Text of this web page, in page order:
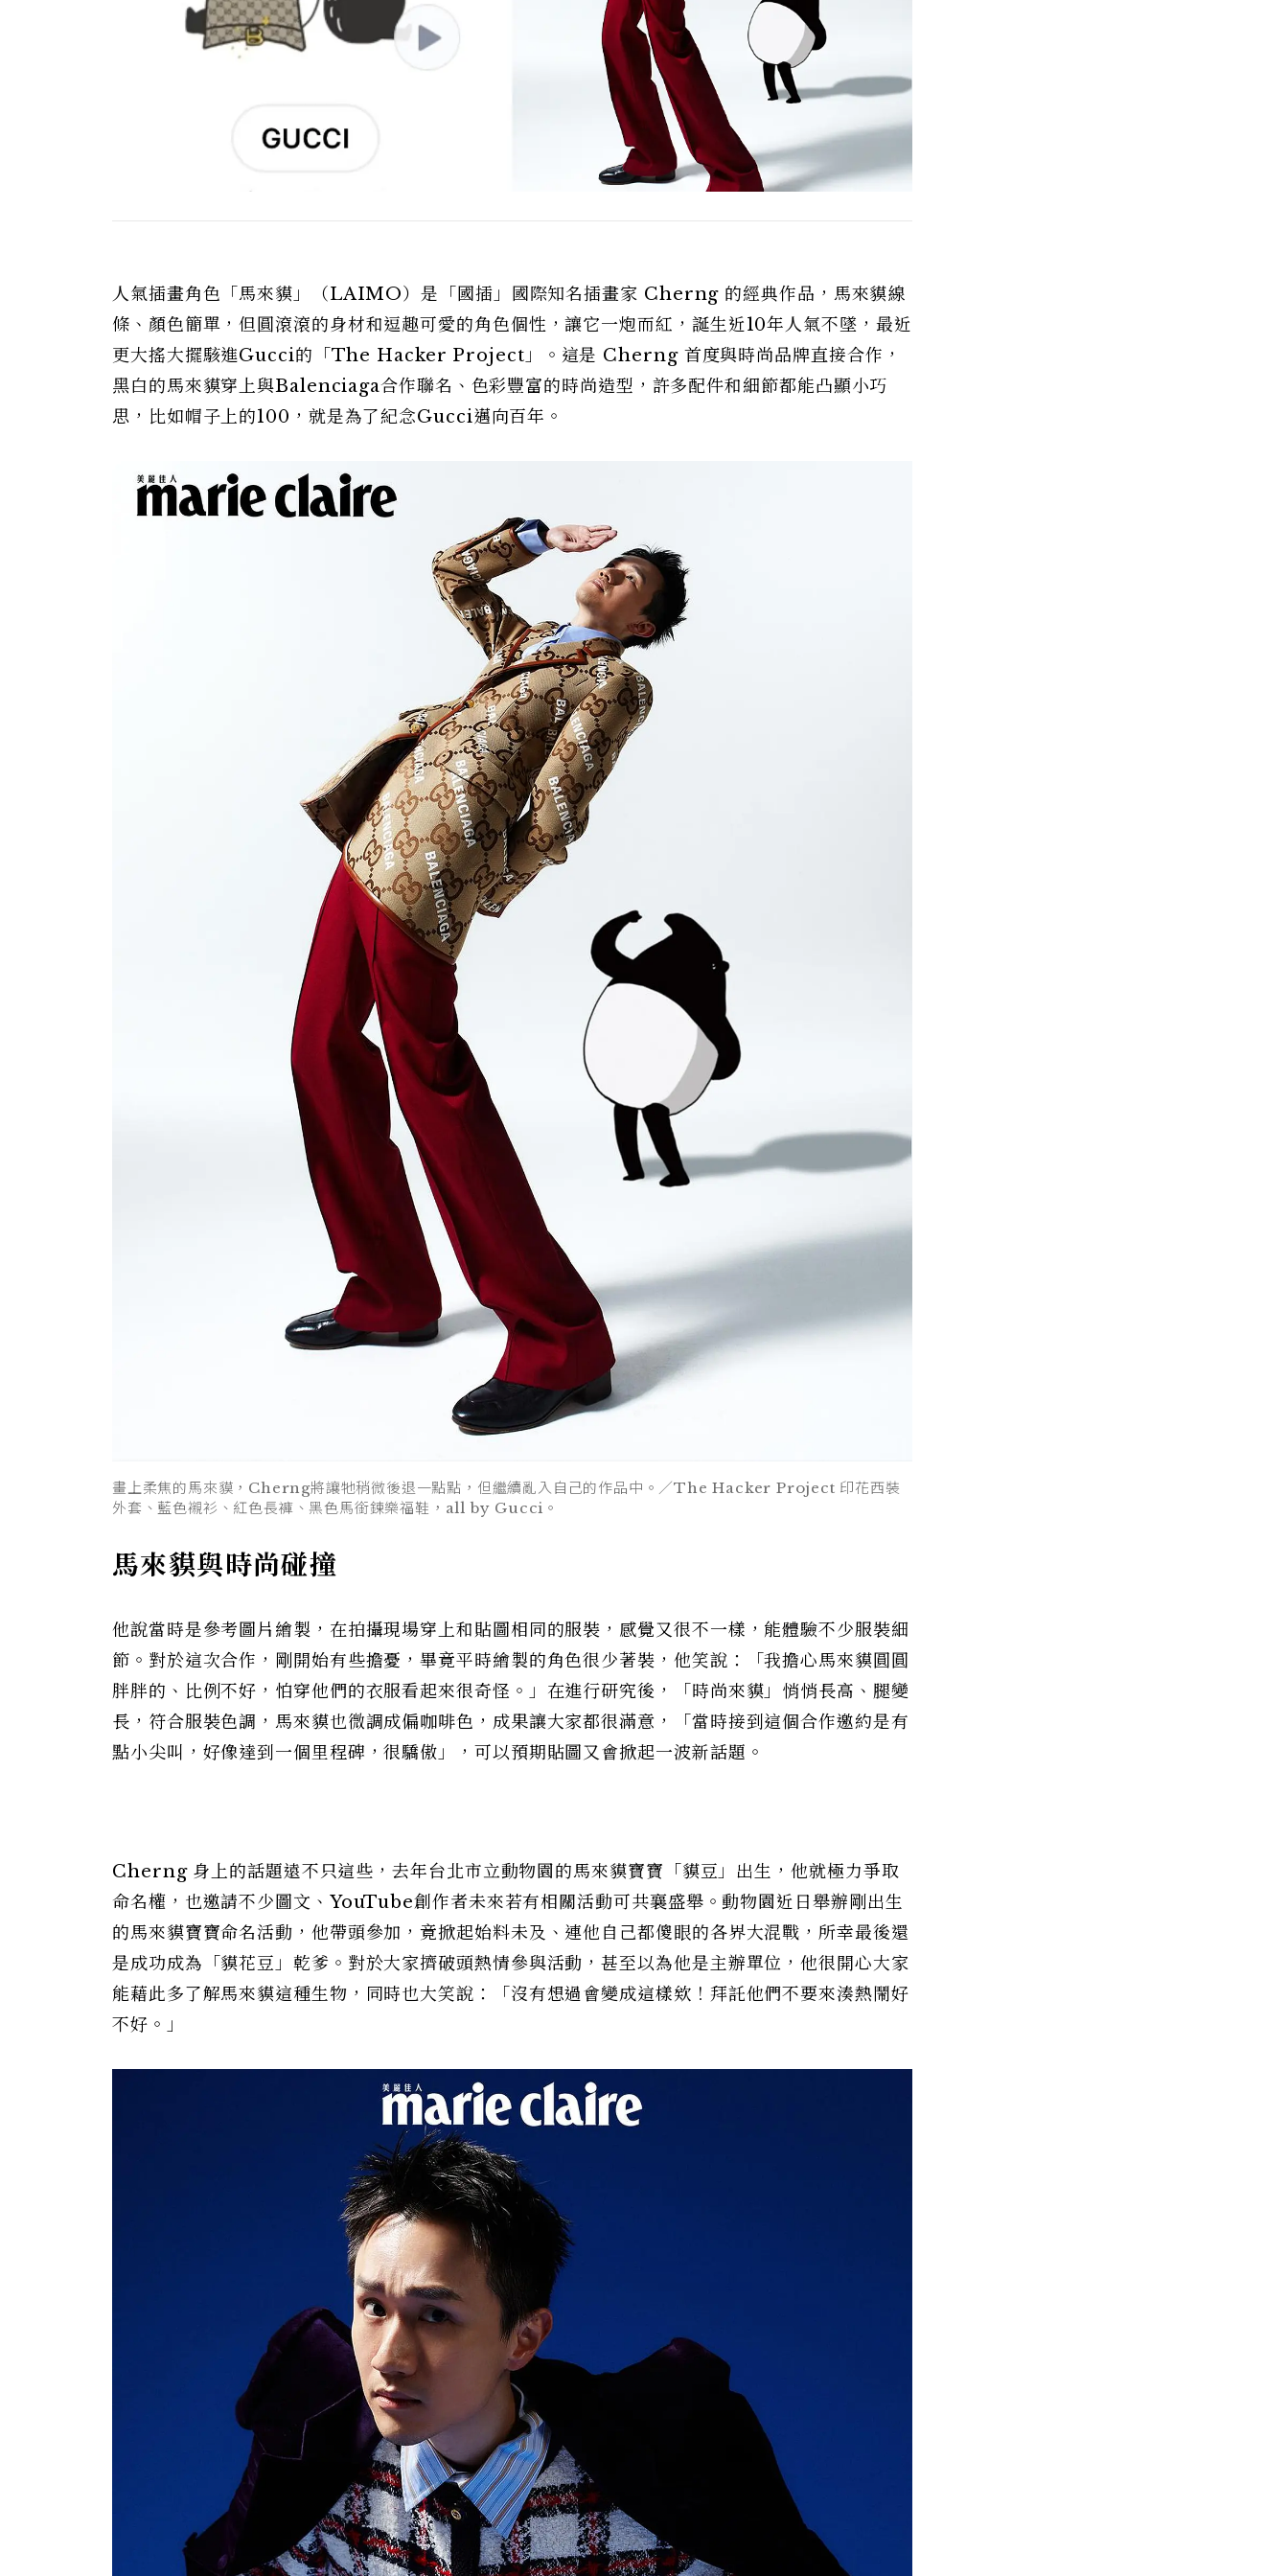
人氣插畫角色「馬來貘」（LAIMO）是「國插」國際知名插畫家 Cherng 的經典作品，馬來貘線
條、顏色簡單，但圓滾滾的身材和逗趣可愛的角色個性，讓它一炮而紅，誕生近10年人氣不墜，最近
更大搖大擺駭進Gucci的「The Hacker Project」。這是 Cherng 首度與時尚品牌直接合作，
黑白的馬來貘穿上與Balenciaga合作聯名、色彩豐富的時尚造型，許多配件和細節都能凸顯小巧
思，比如帽子上的100，就是為了紀念Gucci邁向百年。
畫上柔焦的馬來貘，Cherng將讓牠稍微後退一點點，但繼續亂入自己的作品中。／The Hacker Project 印花西裝
外套、藍色襯衫、紅色長褲、黑色馬銜鍊樂福鞋，all by Gucci。
馬來貘與時尚碰撞
他說當時是參考圖片繪製，在拍攝現場穿上和貼圖相同的服裝，感覺又很不一樣，能體驗不少服裝細
節。對於這次合作，剛開始有些擔憂，畢竟平時繪製的角色很少著裝，他笑說：「我擔心馬來貘圓圓
胖胖的、比例不好，怕穿他們的衣服看起來很奇怪。」在進行研究後，「時尚來貘」悄悄長高、腿變
長，符合服裝色調，馬來貘也微調成偏咖啡色，成果讓大家都很滿意，「當時接到這個合作邀約是有
點小尖叫，好像達到一個里程碑，很驕傲」，可以預期貼圖又會掀起一波新話題。
Cherng 身上的話題遠不只這些，去年台北市立動物園的馬來貘寶寶「貘豆」出生，他就極力爭取
命名權，也邀請不少圖文、YouTube創作者未來若有相關活動可共襄盛舉。動物園近日舉辦剛出生
的馬來貘寶寶命名活動，他帶頭參加，竟掀起始料未及、連他自己都傻眼的各界大混戰，所幸最後還
是成功成為「貘花豆」乾爹。對於大家擠破頭熱情參與活動，甚至以為他是主辦單位，他很開心大家
能藉此多了解馬來貘這種生物，同時也大笑說：「沒有想過會變成這樣欸！拜託他們不要來湊熱鬧好
不好。」